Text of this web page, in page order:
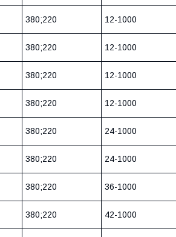
380;220 12-1000
380;220 12-1000
380;220 12-1000
380;220 12-1000
380;220 24-1000
380;220 24-1000
380;220 36-1000
380;220 42-1000